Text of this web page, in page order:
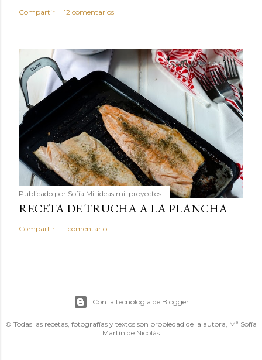
Compartir 12 comentarios
Publicado por Sofía Mil ideas mil proyectos
RECETA DE TRUCHA A LA PLANCHA
Compartir 1 comentario
Con la tecnología de Blogger
© Todas las recetas, fotografías y textos son propiedad de la autora, Mª Sofía
Martín de Nicolás